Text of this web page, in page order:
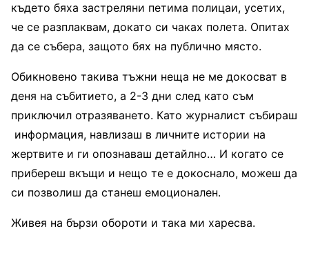
където бяха застреляни петима полицаи, усетих,
че се разплаквам, докато си чаках полета. Опитах
да се събера, защото бях на публично място.
Обикновено такива тъжни неща не ме докосват в
деня на събитието, а 2-3 дни след като съм
приключил отразяването. Като журналист събираш
информация, навлизаш в личните истории на
жертвите и ги опознаваш детайлно… И когато се
прибереш вкъщи и нещо те е докоснало, можеш да
си позволиш да станеш емоционален.
Живея на бързи обороти и така ми харесва.